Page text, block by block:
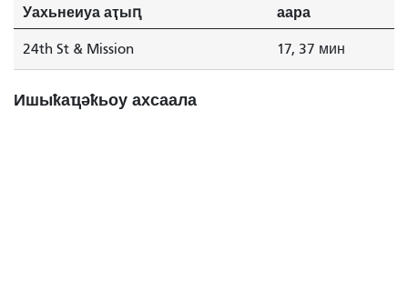
Уахьнеиуа аҭыԥ
аара
24th St & Mission 17, 37 мин
Ишыҟаҵәҟьоу ахсаала